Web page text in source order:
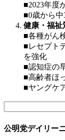
■2023年度
■0歳から中
健康・福祉
■各種がん
■レセプト
を強化
■認知症の
■高齢者ほ
■ヤングケ
公明党デイリー